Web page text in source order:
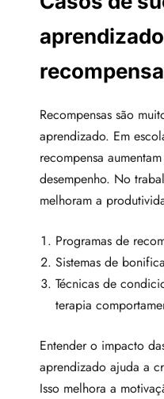
Recompensas são
aprendizado. Em
recompensa
desempenho. No
melhoram a
Programas de
Sistemas de
Técnicas de
terapia
Entender o impacto
aprendizado ajuda a
Isso melhora a